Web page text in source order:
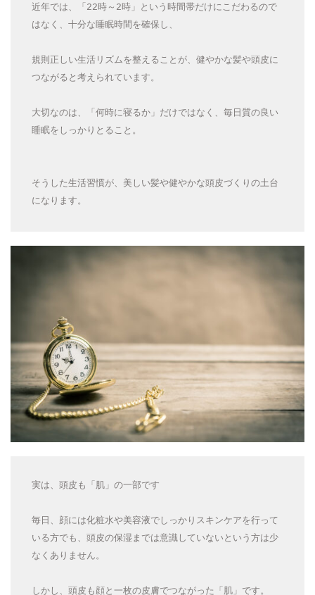
近年では、「22時～2時」という時間帯だけにこだわるので
はなく、十分な睡眠時間を確保し、
規則正しい生活リズムを整えることが、健やかな髪や頭皮に
つながると考えられています。
大切なのは、「何時に寝るか」だけではなく、毎日質の良い
睡眠をしっかりとること。
そうした生活習慣が、美しい髪や健やかな頭皮づくりの土台
になります。
実は、頭皮も「肌」の一部です
毎日、顔には化粧水や美容液でしっかりスキンケアを行って
いる方でも、頭皮の保湿までは意識していないという方は少
なくありません。
しかし、頭皮も顔と一枚の皮膚でつながった「肌」です。